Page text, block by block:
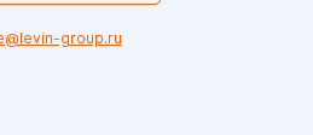
group.ru